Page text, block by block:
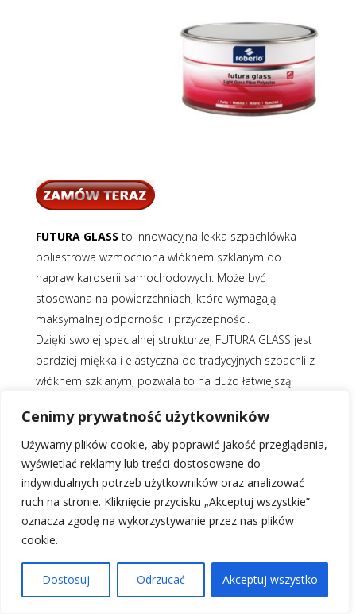
Cenimy prywatność użytkowników
Używamy plików cookie, aby poprawić jakość przeglądania,
wyświetlać reklamy lub treści dostosowane do
indywidualnych potrzeb użytkowników oraz analizować
ruch na stronie. Kliknięcie przycisku „Akceptuj wszystkie”
oznacza zgodę na wykorzystywanie przez nas plików
cookie.
Dostosuj Odrzucać Akceptuj wszystko
FUTURA GLASS to innowacyjna lekka szpachlówka
poliestrowa wzmocniona włóknem szklanym do
napraw karoserii samochodowych. Może być
stosowana na powierzchniach, które wymagają
maksymalnej odporności i przyczepności.
Dzięki swojej specjalnej strukturze, FUTURA GLASS jest
bardziej miękka i elastyczna od tradycyjnych szpachli z
włóknem szklanym, pozwala to na dużo łatwiejszą
FUTURA GLASS spełnia przepisy ograniczenia VOC.
Główną zaletą szpachli FUTURA GLASS jest fakt, że jej
skład minimalizuje wygląd otworków, które mogą
wystąpić po zastosowaniu szpachli. Dzieki temu
eliminujemy jeden z etapów procesu naprawy w
szklanym. Lepsze wykończenie, łatwiejsze szlifowanie
oraz zmniejszenie czasu całego procesu to aspekty